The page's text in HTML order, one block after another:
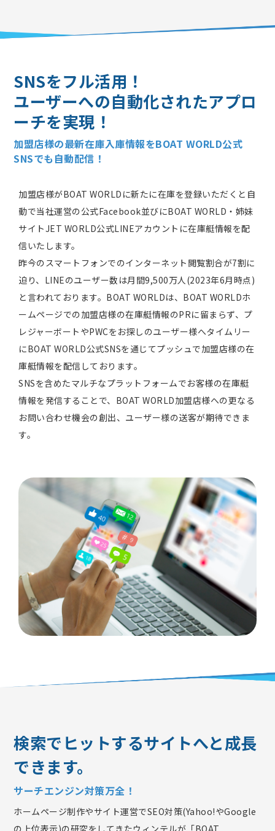
SNSをフル活用！
ユーザーへの自動化されたアプロ
ーチを実現！
加盟店様の最新在庫入庫情報をBOAT WORLD公式
SNSでも自動配信！
加盟店様がBOAT WORLDに新たに在庫を登録いただくと自
動で当社運営の公式Facebook並びにBOAT WORLD・姉妹
サイトJET WORLD公式LINEアカウントに在庫艇情報を配
信いたします。
昨今のスマートフォンでのインターネット閲覧割合が7割に
迫り、LINEのユーザー数は月間9,500万人(2023年6月時点)
と言われております。BOAT WORLDは、BOAT WORLDホ
ームページでの加盟店様の在庫艇情報のPRに留まらず、プ
レジャーボートやPWCをお探しのユーザー様へタイムリー
にBOAT WORLD公式SNSを通じてプッシュで加盟店様の在
庫艇情報を配信しております。
SNSを含めたマルチなプラットフォームでお客様の在庫艇
情報を発信することで、BOAT WORLD加盟店様への更なる
お問い合わせ機会の創出、ユーザー様の送客が期待できま
す。
検索でヒットするサイトへと成長
できます。
サーチエンジン対策万全！
ホームページ制作やサイト運営でSEO対策(Yahoo!やGoogle